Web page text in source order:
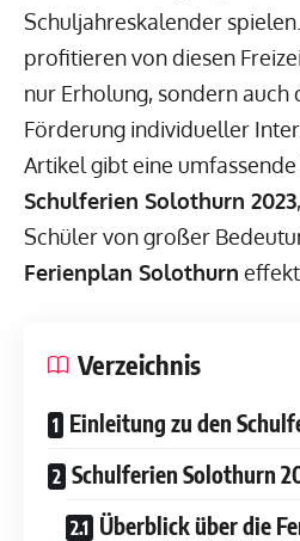
Schuljahreskalender
profitieren von diesen
nur Erholung, sondern auch
Förderung individueller
Artikel gibt eine
Schulferien Solothurn 2023
Schüler von großer
Ferienplan Solothurn
Verzeichnis
Einleitung zu den
Schulferien Solothurn
Überblick über die